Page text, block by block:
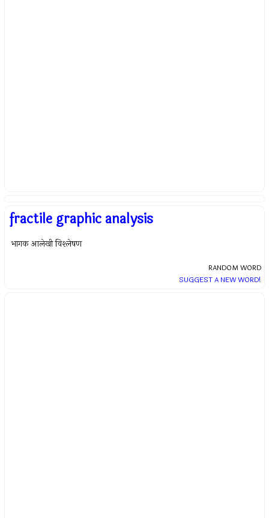
fractile graphic analysis
भागक आलेखी विश्लेषण
RANDOM WORD
SUGGEST A NEW WORD!